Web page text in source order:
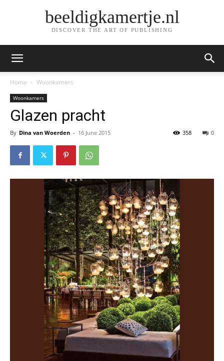
beeldigkamertje.nl
DISCOVER THE ART OF PUBLISHING
Home Woonkamers
Woonkamers
Glazen pracht
By Dina van Woerden - 16 June 2015 0
358